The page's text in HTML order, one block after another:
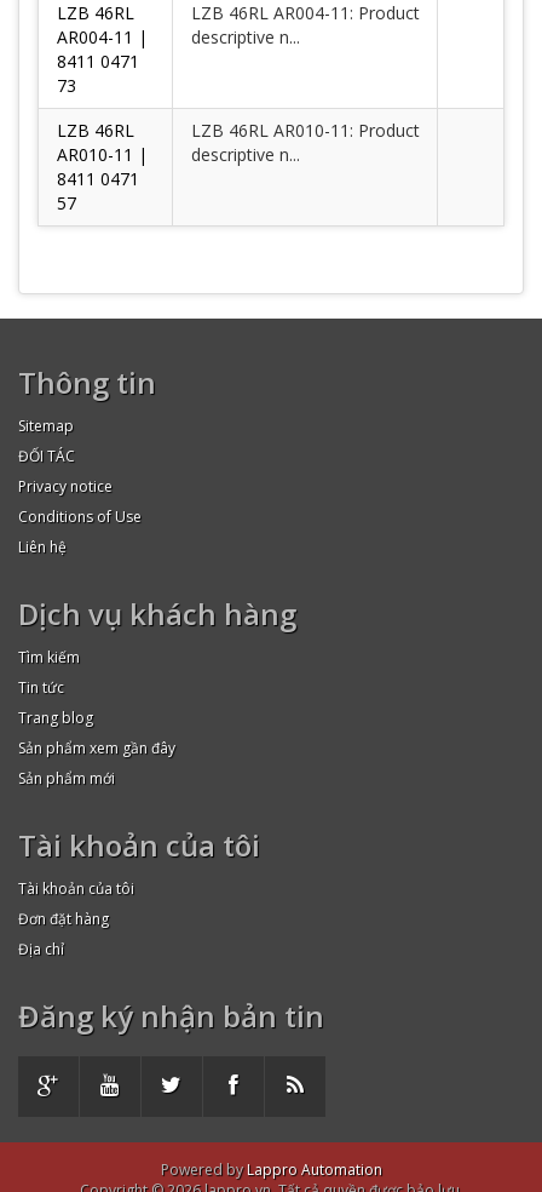
LZB 46RL
AR004-11 |
8411 0471
73
LZB 46RL AR004-11: Product
descriptive n...
LZB 46RL
AR010-11 |
8411 0471
57
LZB 46RL AR010-11: Product
descriptive n...
Thông tin
Sitemap
ĐỐI TÁC
Privacy notice
Conditions of Use
Liên hệ
Dịch vụ khách hàng
Tìm kiếm
Tin tức
Trang blog
Sản phẩm xem gần đây
Sản phẩm mới
Tài khoản của tôi
Tài khoản của tôi
Đơn đặt hàng
Địa chỉ
Đăng ký nhận bản tin
Powered byLappro Automation